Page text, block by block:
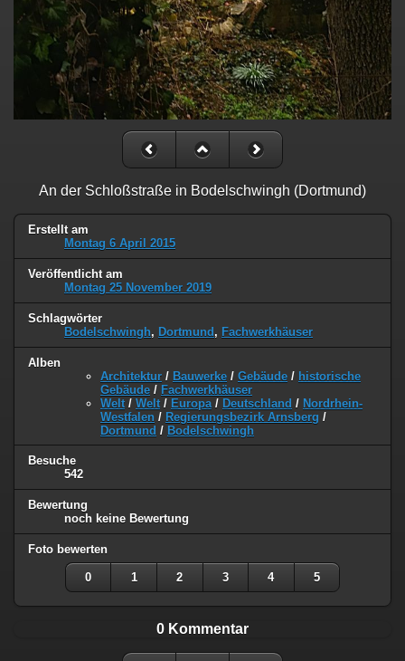
An der Schloßstraße in Bodelschwingh (Dortmund)
Erstellt am
Montag 6 April 2015
Veröffentlicht am
Montag 25 November 2019
Schlagwörter
Bodelschwingh, Dortmund, Fachwerkhäuser
Alben
Architektur / Bauwerke / Gebäude / historische
Gebäude / Fachwerkhäuser
Welt / Welt / Europa / Deutschland / Nordrhein-
Westfalen / Regierungsbezirk Arnsberg /
Dortmund / Bodelschwingh
Besuche
542
Bewertung
noch keine Bewertung
Foto bewerten
0 1 2 3 4 5
0 Kommentar